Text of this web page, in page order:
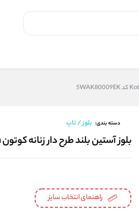
دسته بندی: بلوز / تاپ
بلوز آستین بلند طرح دار زنانه کوتون Koton کد 5WAK80009EK
راهنمای انتخاب سایز